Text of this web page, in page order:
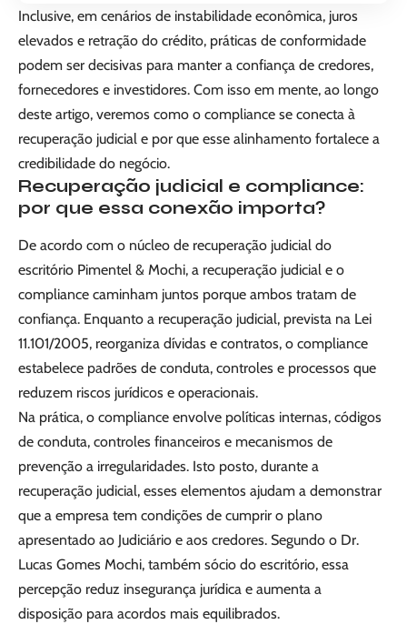
Inclusive, em cenários de instabilidade econômica, juros
elevados e retração do crédito, práticas de conformidade
podem ser decisivas para manter a confiança de credores,
fornecedores e investidores. Com isso em mente, ao longo
deste artigo, veremos como o compliance se conecta à
recuperação judicial e por que esse alinhamento fortalece a
credibilidade do negócio.
Recuperação judicial e compliance:
por que essa conexão importa?
De acordo com o núcleo de recuperação judicial do
escritório Pimentel & Mochi, a recuperação judicial e o
compliance caminham juntos porque ambos tratam de
confiança. Enquanto a recuperação judicial, prevista na Lei
11.101/2005, reorganiza dívidas e contratos, o compliance
estabelece padrões de conduta, controles e processos que
reduzem riscos jurídicos e operacionais.
Na prática, o compliance envolve políticas internas, códigos
de conduta, controles financeiros e mecanismos de
prevenção a irregularidades. Isto posto, durante a
recuperação judicial, esses elementos ajudam a demonstrar
que a empresa tem condições de cumprir o plano
apresentado ao Judiciário e aos credores. Segundo o Dr.
Lucas Gomes Mochi, também sócio do escritório, essa
percepção reduz insegurança jurídica e aumenta a
disposição para acordos mais equilibrados.